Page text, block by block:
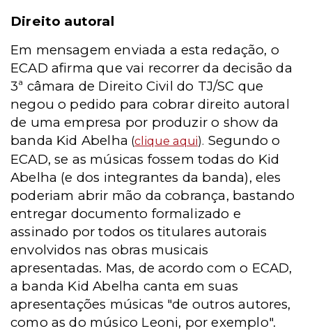
Direito autoral
Em mensagem enviada a esta redação, o
ECAD afirma que vai recorrer da decisão da
3ª câmara de Direito Civil do TJ/SC que
negou o pedido para cobrar direito autoral
de uma empresa por produzir o show da
banda Kid Abelha (clique aqui). Segundo o
ECAD, se as músicas fossem todas do Kid
Abelha (e dos integrantes da banda), eles
poderiam abrir mão da cobrança, bastando
entregar documento formalizado e
assinado por todos os titulares autorais
envolvidos nas obras musicais
apresentadas. Mas, de acordo com o ECAD,
a banda Kid Abelha canta em suas
apresentações músicas "de outros autores,
como as do músico Leoni, por exemplo".